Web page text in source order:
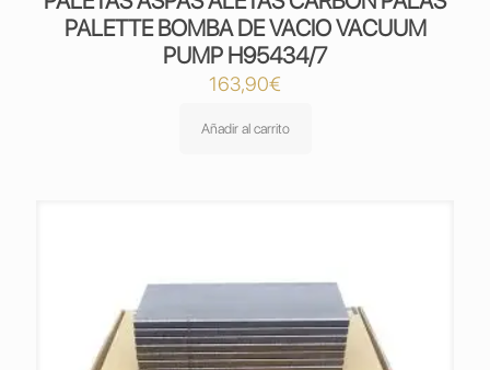
PALETTE BOMBA DE VACIO VACUUM
PUMP H95434/7
163,90€
Añadir al carrito